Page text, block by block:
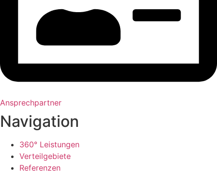
Ansprechpartner
Navigation
360° Leistungen
Verteilgebiete
Referenzen